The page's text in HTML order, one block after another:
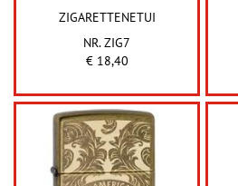
ZIGARETTENETUI
NR. ZIG7
€ 18,40